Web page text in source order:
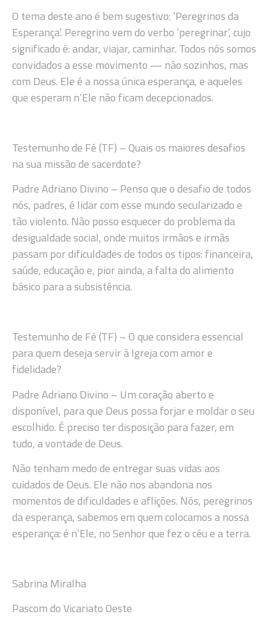
O tema deste ano é bem sugestivo: ‘Peregrinos da
Esperança’. Peregrino vem do verbo ‘peregrinar’, cujo
significado é: andar, viajar, caminhar. Todos nós somos
convidados a esse movimento — não sozinhos, mas
com Deus. Ele é a nossa única esperança, e aqueles
que esperam n’Ele não ficam decepcionados.
Testemunho de Fé (TF) – Quais os maiores desafios
na sua missão de sacerdote?
Padre Adriano Divino – Penso que o desafio de todos
nós, padres, é lidar com esse mundo secularizado e
tão violento. Não posso esquecer do problema da
desigualdade social, onde muitos irmãos e irmãs
passam por dificuldades de todos os tipos: financeira,
saúde, educação e, pior ainda, a falta do alimento
básico para a subsistência.
Testemunho de Fé (TF) – O que considera essencial
para quem deseja servir à Igreja com amor e
fidelidade?
Padre Adriano Divino – Um coração aberto e
disponível, para que Deus possa forjar e moldar o seu
escolhido. É preciso ter disposição para fazer, em
tudo, a vontade de Deus.
Não tenham medo de entregar suas vidas aos
cuidados de Deus. Ele não nos abandona nos
momentos de dificuldades e aflições. Nós, peregrinos
da esperança, sabemos em quem colocamos a nossa
esperança: é n’Ele, no Senhor que fez o céu e a terra.
Sabrina Miralha
Pascom do Vicariato Oeste